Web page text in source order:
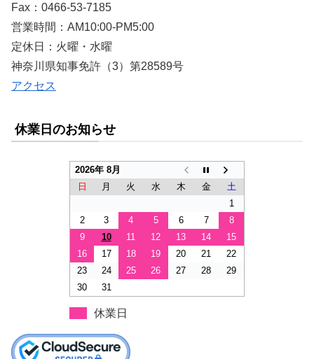
Fax：0466-53-7185
営業時間：AM10:00-PM5:00
定休日：火曜・水曜
神奈川県知事免許（3）第28589号
アクセス
休業日のお知らせ
2026年 8月
日
月 火 水 木 金
土
1
2
3 4 5 6 7
8
9
10 11 12 13 14
15
16
17 18 19 20 21
22
23
24 25 26 27 28
29
30
31
休業日